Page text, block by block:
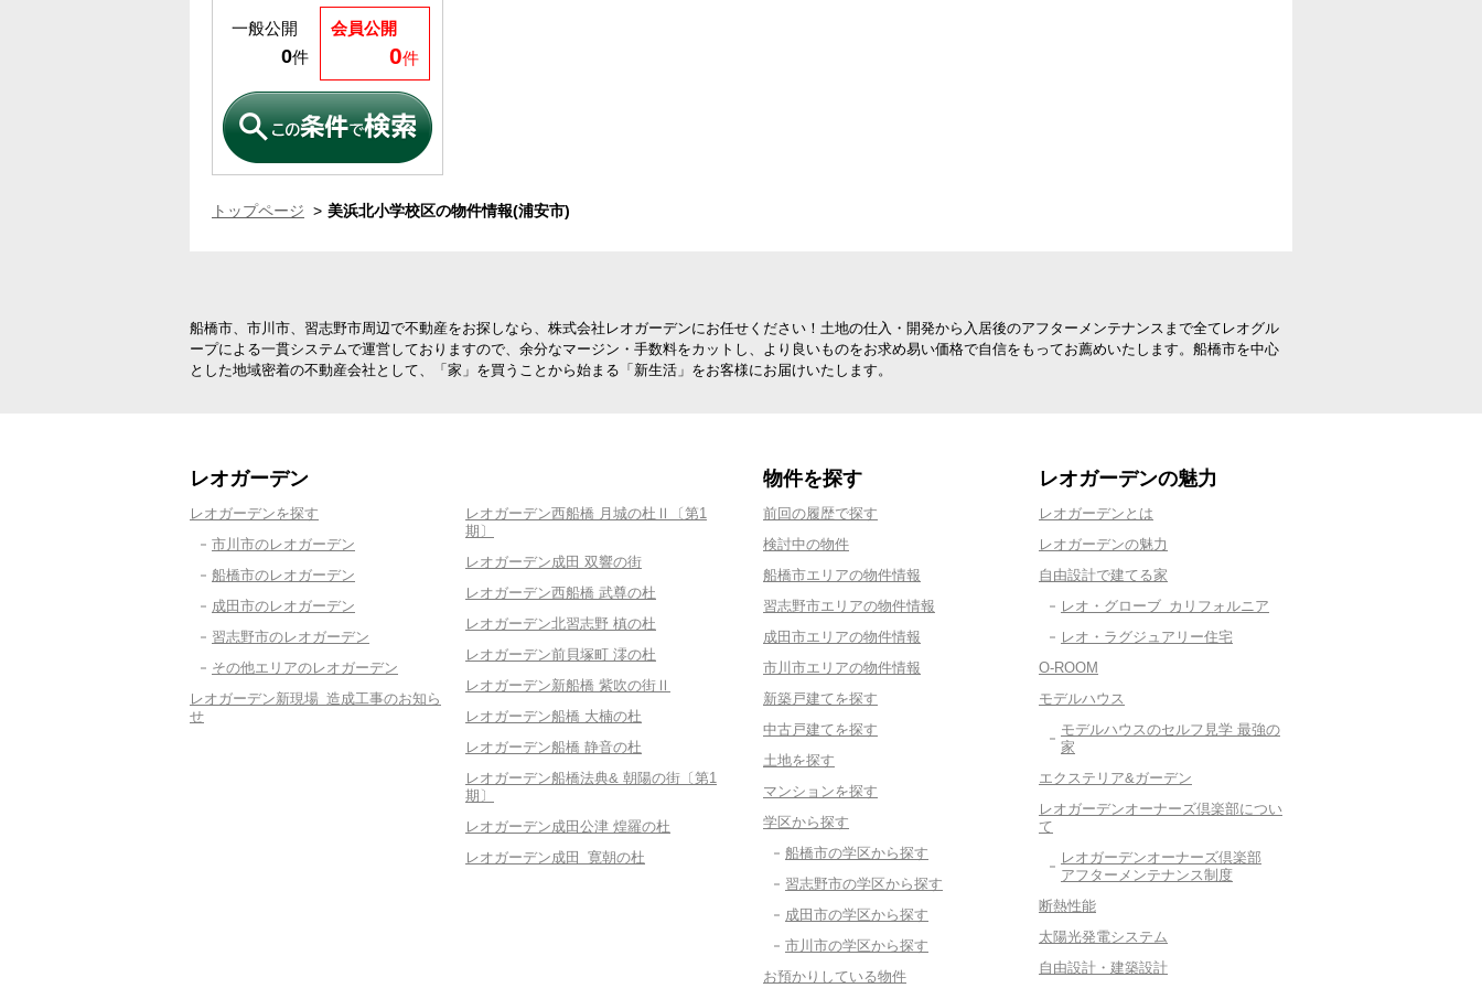
会員公開
0件
一般公開
0件
トップページ 美浜北小学校区の物件情報(浦安市)
船橋市、市川市、習志野市周辺で不動産をお探しなら、株式会社レオガーデンにお任せください！土地の仕入・開発から入居後のアフターメンテナンスまで全てレオグル
ープによる一貫システムで運営しておりますので、余分なマージン・手数料をカットし、より良いものをお求め易い価格で自信をもってお薦めいたします。船橋市を中心
とした地域密着の不動産会社として、「家」を買うことから始まる「新生活」をお客様にお届けいたします。
レオガーデン
レオガーデンを探す
市川市のレオガーデン
船橋市のレオガーデン
成田市のレオガーデン
習志野市のレオガーデン
その他エリアのレオガーデン
レオガーデン新現場 造成工事のお知ら
せ
レオガーデン西船橋 月城の杜Ⅱ〔第1
期〕
レオガーデン成田 双響の街
レオガーデン西船橋 武尊の杜
レオガーデン北習志野 槙の杜
レオガーデン前貝塚町 澪の杜
レオガーデン新船橋 紫吹の街Ⅱ
レオガーデン船橋 大楠の杜
レオガーデン船橋 静音の杜
レオガーデン船橋法典& 朝陽の街〔第1
期〕
レオガーデン成田公津 煌羅の杜
レオガーデン成田 寛朝の杜
物件を探す
前回の履歴で探す
検討中の物件
船橋市エリアの物件情報
習志野市エリアの物件情報
成田市エリアの物件情報
市川市エリアの物件情報
新築戸建てを探す
中古戸建てを探す
土地を探す
マンションを探す
学区から探す
船橋市の学区から探す
習志野市の学区から探す
成田市の学区から探す
市川市の学区から探す
お預かりしている物件
レオガーデンの魅力
レオガーデンとは
レオガーデンの魅力
自由設計で建てる家
レオ・グローブ カリフォルニア
レオ・ラグジュアリー住宅
O-ROOM
モデルハウス
モデルハウスのセルフ見学 最強の
家
エクステリア&ガーデン
レオガーデンオーナーズ倶楽部につい
て
レオガーデンオーナーズ倶楽部
アフターメンテナンス制度
断熱性能
太陽光発電システム
自由設計・建築設計